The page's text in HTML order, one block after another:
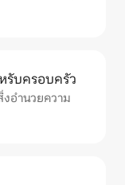
รับครอบครัว
อำนวยความ